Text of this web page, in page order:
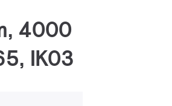
4000
IK03